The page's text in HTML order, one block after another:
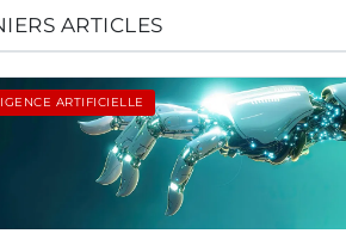
ARTICLES
ARTIFICIELLE